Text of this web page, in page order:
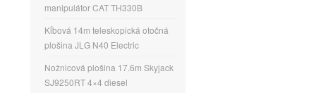
manipulátor CAT TH330B
Kĺbová 14m teleskopická otočná
plošina JLG N40 Electric
Nožnicová plošina 17.6m Skyjack
SJ9250RT 4×4 diesel